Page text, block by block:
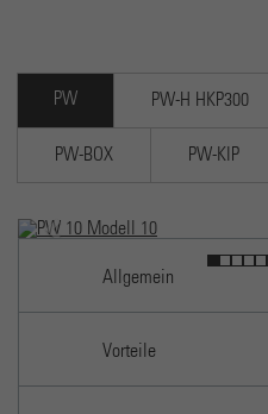
PW PW-H HKP300
PW-BOX PW-KIP
Previous
Allgemein
Vorteile